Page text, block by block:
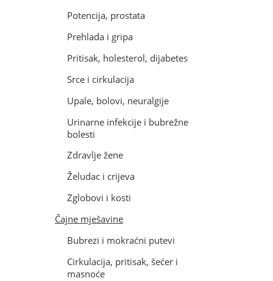
Potencija, prostata
Prehlada i gripa
Pritisak, holesterol, dijabetes
Srce i cirkulacija
Upale, bolovi, neuralgije
Urinarne infekcije i bubrežne
bolesti
Zdravlje žene
Želudac i crijeva
Zglobovi i kosti
Čajne mješavine
Bubrezi i mokraćni putevi
Cirkulacija, pritisak, šećer i
masnoće